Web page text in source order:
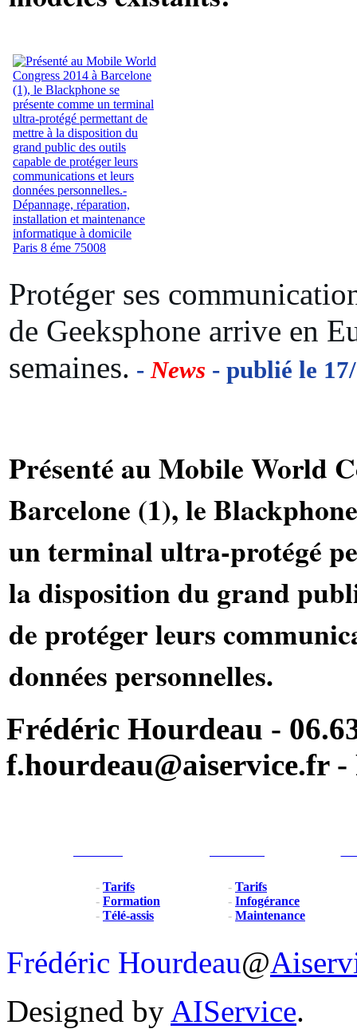
Protéger ses
de Geeksphone arrive en
semaines. - News - publié le
Présenté au Mobile World
Barcelone (1), le
un terminal ultra-protégé
la disposition du grand
de protéger leurs
données personnelles.
Frédéric Hourdeau -
f.hourdeau@aiservice.fr -
- Tarifs
- Formation
- Télé-assis
- Tarifs
- Infogérance
- Maintenance
Frédéric Hourdeau@
Designed by AIService.